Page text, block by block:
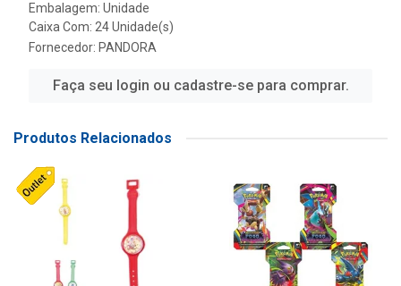
Embalagem: Unidade
Caixa Com: 24 Unidade(s)
Fornecedor: PANDORA
Faça seu login ou cadastre-se para comprar.
Produtos Relacionados